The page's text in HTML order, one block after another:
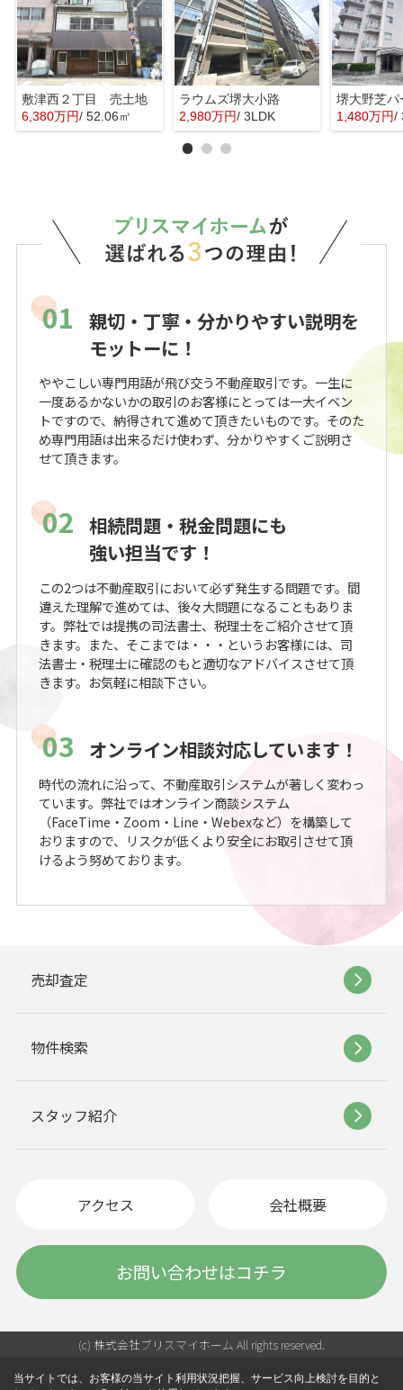
敷津西２丁目 売土地
6,380万円/ 52.06㎡
ラウムズ堺大小路
2,980万円/ 3LDK 1,480万円/
01
親切・丁寧・分かりやすい説明を
モットーに！
ややこしい専門用語が飛び交う不動産取引です。一生に
一度あるかないかの取引のお客様にとっては一大イベン
トですので、納得されて進めて頂きたいものです。そのた
め専門用語は出来るだけ使わず、分かりやすくご説明さ
せて頂きます。
02 相続問題・税金問題にも
強い担当です！
この2つは不動産取引において必ず発生する問題です。間
違えた理解で進めては、後々大問題になることもありま
す。弊社では提携の司法書士、税理士をご紹介させて頂
きます。また、そこまでは・・・というお客様には、司
法書士・税理士に確認のもと適切なアドバイスさせて頂
きます。お気軽に相談下さい。
03 オンライン相談対応しています！
時代の流れに沿って、不動産取引システムが著しく変わっ
ています。弊社ではオンライン商談システム
（FaceTime・Zoom・Line・Webexなど）を構築して
おりますので、リスクが低くより安全にお取引させて頂
けるよう努めております。
売却査定
物件検索
スタッフ紹介
アクセス 会社概要
お問い合わせはコチラ
(c) 株式会社ブリスマイホーム All rights reserved.
当サイトでは、お客様の当サイト利用状況把握、サービス向上検討を目的と